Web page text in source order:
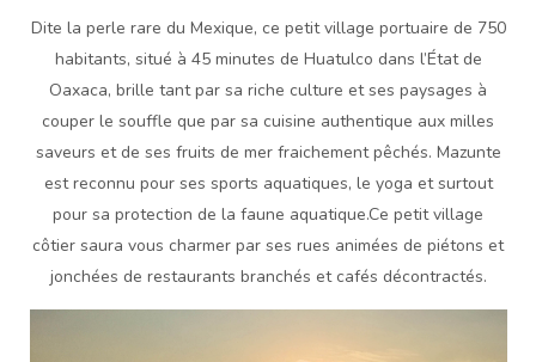
Dite la perle rare du Mexique, ce petit village portuaire de 750
habitants, situé à 45 minutes de Huatulco dans l’État de
Oaxaca, brille tant par sa riche culture et ses paysages à
couper le souffle que par sa cuisine authentique aux milles
saveurs et de ses fruits de mer fraichement pêchés. Mazunte
est reconnu pour ses sports aquatiques, le yoga et surtout
pour sa protection de la faune aquatique.Ce petit village
côtier saura vous charmer par ses rues animées de piétons et
jonchées de restaurants branchés et cafés décontractés.